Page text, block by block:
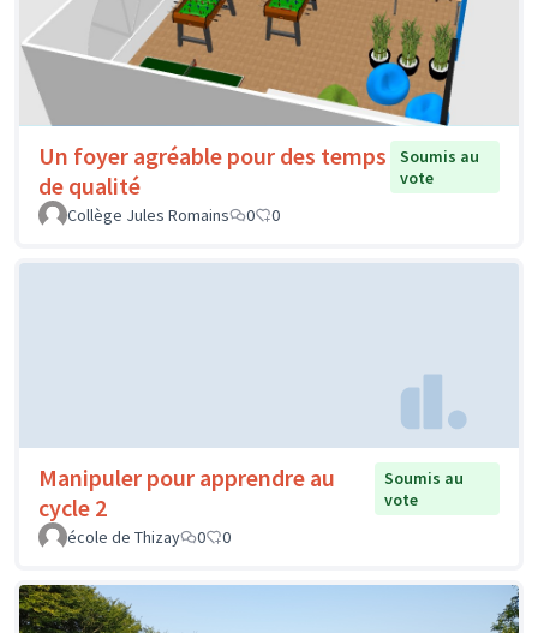
Un foyer agréable pour des temps
de qualité
Soumis au
vote
Collège Jules Romains
0 0
Manipuler pour apprendre au
cycle 2
Soumis au
vote
école de Thizay
0 0